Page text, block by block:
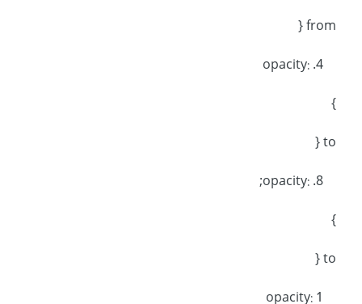
جيكويري:
}
}